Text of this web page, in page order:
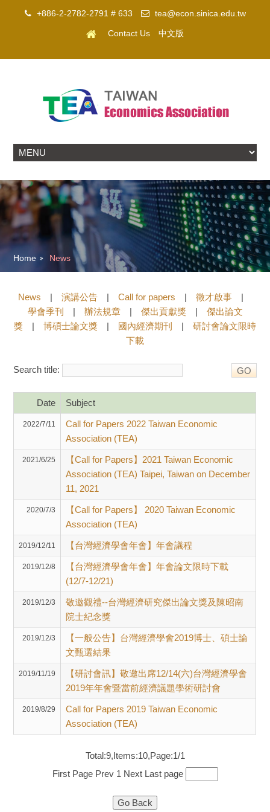
+886-2-2782-2791 # 633 tea@econ.sinica.edu.tw
Contact Us 中文版
Home News
News | 演講公告| Call for papers | 徵才啟事|
學會季刊
| 辦法規章| 傑出貢獻獎 | 傑出論文
獎 | 博碩士論文獎 | 國內經濟期刊 | 研討會論文限時
下載
Search title:
Date Subject
2022/7/11
Call for Papers 2022 Taiwan Economic
Association (TEA)
2021/6/25
【Call for Papers】2021 Taiwan Economic
Association (TEA) Taipei, Taiwan on December
11, 2021
2020/7/3
【Call for Papers】 2020 Taiwan Economic
Association (TEA)
2019/12/11 【台灣經濟學會年會】年會議程
2019/12/8
【台灣經濟學會年會】年會論文限時下載
(12/7-12/21)
2019/12/3
敬邀觀禮--台灣經濟研究傑出論文獎及陳昭南
院士紀念獎
2019/12/3
【一般公告】台灣經濟學會2019博士、碩士論
文甄選結果
2019/11/19
【研討會訊】敬邀出席12/14(六)台灣經濟學會
2019年年會暨當前經濟議題學術研討會
2019/8/29
Call for Papers 2019 Taiwan Economic
Association (TEA)
Total:9,Items:10,Page:1/1
First Page Prev 1 Next Last page